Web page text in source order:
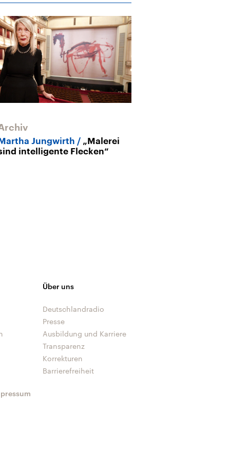
Jungwirth
„Malerei
intelligente Flecken“
Über uns
Deutschlandradio
Presse
Ausbildung und Karriere
Transparenz
Korrekturen
Barrierefreiheit